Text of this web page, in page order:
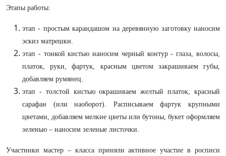
Этапы работы:
этап - простым карандашом на деревянную заготовку наносим
эскиз матрешки.
этап - тонкой кистью наносим черный контур - глаза, волосы,
платок, руки, фартук, красным цветом закрашиваем губы,
добавляем румянец.
этап - толстой кистью окрашиваем желтый платок, красный
сарафан (или наоборот). Расписываем фартук крупными
цветами, добавляем мелкие цветы или бутоны, букет оформляем
зеленью – наносим зеленые листочки.
Участники мастер – класса приняли активное участие в росписи